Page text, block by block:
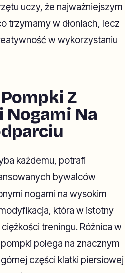
uczy, że najważniejszym
trzymamy w dłoniach, lecz
w wykorzystaniu
Z
Na
każdemu, potrafi
bywalców
nogami na wysokim
która w istotny
treningu. Różnica w
polega na znacznym
części klatki piersiowej